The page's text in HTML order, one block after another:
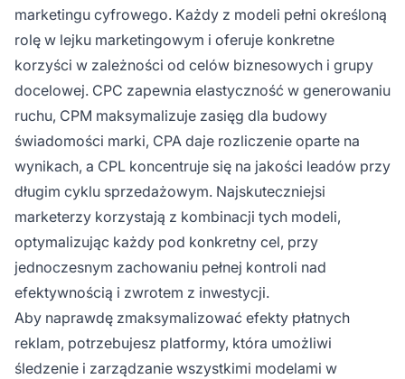
marketingu cyfrowego. Każdy z modeli pełni określoną
rolę w lejku marketingowym i oferuje konkretne
korzyści w zależności od celów biznesowych i grupy
docelowej. CPC zapewnia elastyczność w generowaniu
ruchu, CPM maksymalizuje zasięg dla budowy
świadomości marki, CPA daje rozliczenie oparte na
wynikach, a CPL koncentruje się na jakości leadów przy
długim cyklu sprzedażowym. Najskuteczniejsi
marketerzy korzystają z kombinacji tych modeli,
optymalizując każdy pod konkretny cel, przy
jednoczesnym zachowaniu pełnej kontroli nad
efektywnością i zwrotem z inwestycji.
Aby naprawdę zmaksymalizować efekty płatnych
reklam, potrzebujesz platformy, która umożliwi
śledzenie i zarządzanie wszystkimi modelami w